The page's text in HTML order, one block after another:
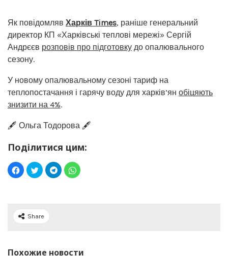
Як повідомляв Харків Times, раніше генеральний
директор КП «Харківські теплові мережі» Сергій
Андрєєв розповів про підготовку до опалювального
сезону.
У новому опалювальному сезоні тариф на
теплопостачання і гарячу воду для харків’ян обіцяють
знизити на 4%.
🖋️ Ольга Тодорова 🖋️
Поділитися цим:
Share
Похожие новости